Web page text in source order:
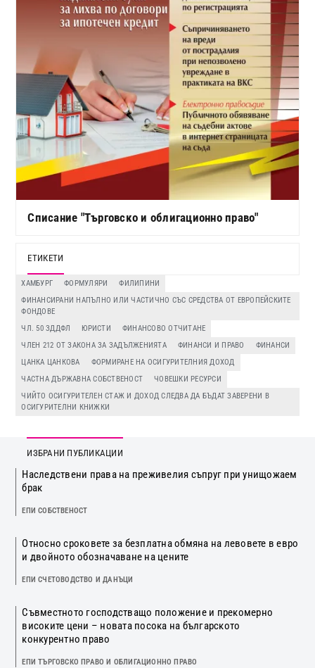
Списание "Търговско и облигационно право"
ЕТИКЕТИ
ХАМБУРГ ФОРМУЛЯРИ
ФИЛИПИНИ
ФИНАНСИРАНИ НАПЪЛНО ИЛИ ЧАСТИЧНО СЪС СРЕДСТВА ОТ ЕВРОПЕЙСКИТЕ
ФОНДОВЕ
ЧЛ. 50 ЗДДФЛ
ЮРИСТИ
ФИНАНСОВО ОТЧИТАНЕ
ЧЛЕН 212 ОТ ЗАКОНА ЗА ЗАДЪЛЖЕНИЯТА
ФИНАНСИ И ПРАВО
ФИНАНСИ
ЦАНКА ЦАНКОВА
ФОРМИРАНЕ НА ОСИГУРИТЕЛНИЯ ДОХОД
ЧАСТНА ДЪРЖАВНА СОБСТВЕНОСТ
ЧОВЕШКИ РЕСУРСИ
ЧИЙТО ОСИГУРИТЕЛЕН СТАЖ И ДОХОД СЛЕДВА ДА БЪДАТ ЗАВЕРЕНИ В
ОСИГУРИТЕЛНИ КНИЖКИ
ИЗБРАНИ ПУБЛИКАЦИИ
Наследствени права на преживелия съпруг при унищожаем
брак
ЕПИ СОБСТВЕНОСТ
Относно сроковете за безплатна обмяна на левовете в евро
и двойното обозначаване на цените
ЕПИ СЧЕТОВОДСТВО И ДАНЪЦИ
Съвместното господстващо положение и прекомерно
високите цени – новата посока на българското
конкурентно право
ЕПИ ТЪРГОВСКО ПРАВО И ОБЛИГАЦИОННО ПРАВО